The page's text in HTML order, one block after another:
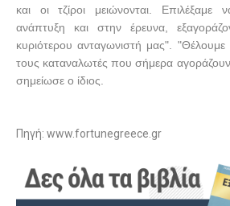
και οι τζίροι μειώνονται.
ανάπτυξη και στην έρευνα,
κυριότερου ανταγωνιστή μας". "Θέλουμε
τους καταναλωτές που σήμερα
σημείωσε ο ίδιος.
Πηγή: www.fortunegreece.gr